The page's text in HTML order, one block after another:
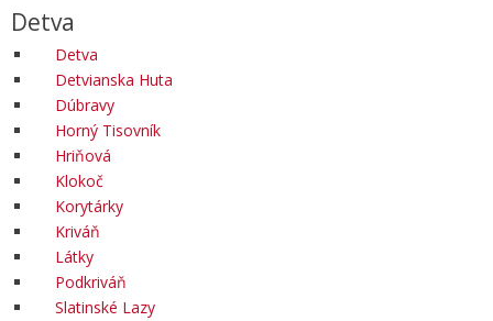
Detva
Detva
Detvianska Huta
Dúbravy
Horný Tisovník
Hriňová
Klokoč
Korytárky
Kriváň
Látky
Podkriváň
Slatinské Lazy